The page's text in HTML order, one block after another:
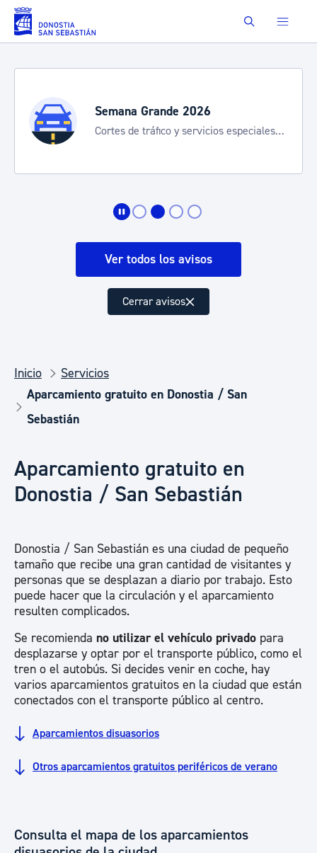
Saltar al contenido principal Buscar
Semana Grande 2026
Cortes de tráfico y servicios especiales
Ver todos los avisos
Cerrar avisos
Inicio
Servicios
Aparcamiento gratuito en Donostia / San
Sebastián
Aparcamiento gratuito en
Donostia / San Sebastián
Donostia / San Sebastián es una ciudad de pequeño
tamaño que recibe una gran cantidad de visitantes y
personas que se desplazan a diario por trabajo. Esto
puede hacer que la circulación y el aparcamiento
resulten complicados.
Se recomienda no utilizar el vehículo privado para
desplazarse y optar por el transporte público, como el
tren o el autobús. Si decides venir en coche, hay
varios aparcamientos gratuitos en la ciudad que están
conectados con el transporte público al centro.
Aparcamientos disuasorios
Otros aparcamientos gratuitos periféricos de verano
Consulta el mapa de los aparcamientos